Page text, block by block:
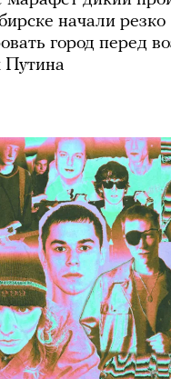
начали резко
город перед
Путина